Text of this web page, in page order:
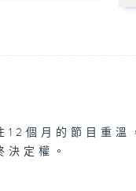
12個月的節目重溫
決定權。